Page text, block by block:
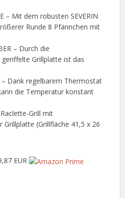
– Mit dem robusten SEVERIN
Runde 8 Pfännchen mit
– Durch die
Grillplatte ist das
– Dank regelbarem Thermostat
die Temperatur konstant
Raclette-Grill mit
(Grillfläche 41,5 x 26
EUR